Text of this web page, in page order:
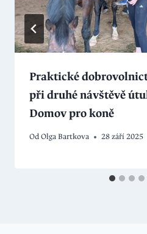
Praktické
při druhé návštěvě
Domov pro koně
OdOlga Bartkova 28 září 2025